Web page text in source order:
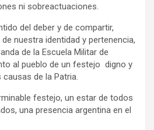
ni sobreactuaciones.
del deber y de compartir,
nuestra identidad y pertenencia,
de la Escuela Militar de
al pueblo de un festejo digno y
de la Patria.
festejo, un estar de todos
una presencia argentina en el